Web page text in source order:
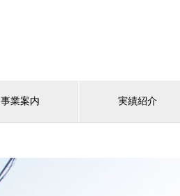
事業案内 実績紹介